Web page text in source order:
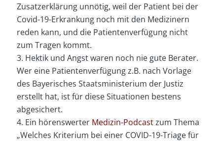
Zusatzerklärung unnötig, weil der Patient bei der
Covid-19-Erkrankung noch mit den Medizinern
reden kann, und die Patientenverfügung nicht
zum Tragen kommt.
3. Hektik und Angst waren noch nie gute Berater.
Wer eine Patientenverfügung z.B. nach Vorlage
des Bayerisches Staatsministerium der Justiz
erstellt hat, ist für diese Situationen bestens
abgesichert.
4. Ein hörenswerter Medizin-Podcastzum Thema
„Welches Kriterium bei einer COVID-19-Triage für